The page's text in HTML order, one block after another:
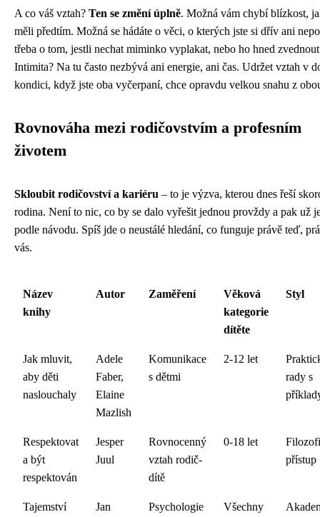
A co váš vztah? Ten se změní úplně. Možná vám chybí blízkost,
měli předtím. Možná se hádáte o věci, o kterých jste si dřív ani
třeba o tom, jestli nechat miminko vyplakat, nebo ho hned
Intimita? Na tu často nezbývá ani energie, ani čas. Udržet vztah v
kondici, když jste oba vyčerpaní, chce opravdu velkou snahu z
Rovnováha mezi rodičovstvím a profesním
životem
Skloubit rodičovství a kariéru – to je výzva, kterou dnes řeší
rodina. Není to nic, co by se dalo vyřešit jednou provždy a pak už
podle návodu. Spíš jde o neustálé hledání, co funguje právě teď,
vás.
Název
knihy
Autor Zaměření
Věková
kategorie
dítěte
Styl
Jak mluvit,
aby děti
naslouchaly
Adele
Faber,
Elaine
Mazlish
Komunikace
s dětmi
2-12 let
rady s
Respektovat
a být
respektován
Jesper
Juul
Rovnocenný
vztah rodič-
dítě
0-18 let
přístup
Tajemství
Jan
Psychologie
Všechny